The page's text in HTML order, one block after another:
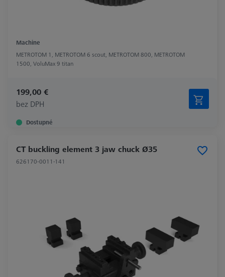
Machine
METROTOM 1, METROTOM 6 scout, METROTOM 800, METROTOM
1500, VoluMax 9 titan
199,00 €
bez DPH
Dostupné
CT buckling element 3 jaw chuck Ø35
626170-0011-141